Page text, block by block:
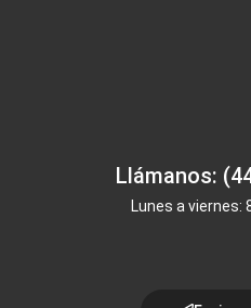
Llámanos:
Lunes a viernes: